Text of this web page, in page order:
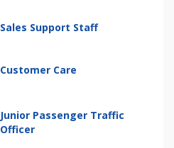
Sales Support Staff
Customer Care
Junior Passenger Traffic
Officer